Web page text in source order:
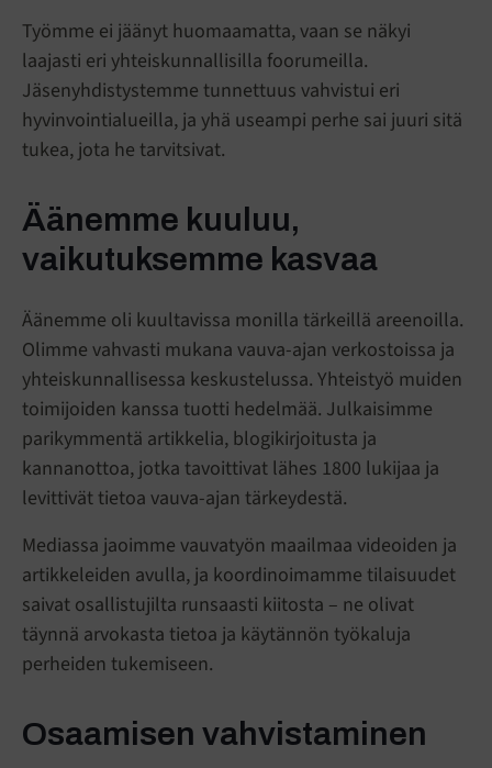
Työmme ei jäänyt huomaamatta, vaan se näkyi
laajasti eri yhteiskunnallisilla foorumeilla.
Jäsenyhdistystemme tunnettuus vahvistui eri
hyvinvointialueilla, ja yhä useampi perhe sai juuri sitä
tukea, jota he tarvitsivat.
Äänemme kuuluu,
vaikutuksemme kasvaa
Äänemme oli kuultavissa monilla tärkeillä areenoilla.
Olimme vahvasti mukana vauva-ajan verkostoissa ja
yhteiskunnallisessa keskustelussa. Yhteistyö muiden
toimijoiden kanssa tuotti hedelmää. Julkaisimme
parikymmentä artikkelia, blogikirjoitusta ja
kannanottoa, jotka tavoittivat lähes 1800 lukijaa ja
levittivät tietoa vauva-ajan tärkeydestä.
Mediassa jaoimme vauvatyön maailmaa videoiden ja
artikkeleiden avulla, ja koordinoimamme tilaisuudet
saivat osallistujilta runsaasti kiitosta – ne olivat
täynnä arvokasta tietoa ja käytännön työkaluja
perheiden tukemiseen.
Osaamisen vahvistaminen